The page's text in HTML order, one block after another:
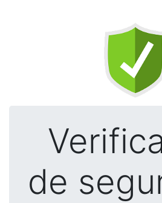
de